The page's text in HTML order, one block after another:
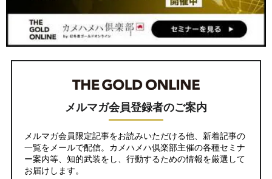
メルマガ会員登録者のご案内
メルマガ会員限定記事をお読みいただける他、新着記事の
一覧をメールで配信。カメハメハ倶楽部主催の各種セミナ
ー案内等、知的武装をし、行動するための情報を厳選して
お届けします。